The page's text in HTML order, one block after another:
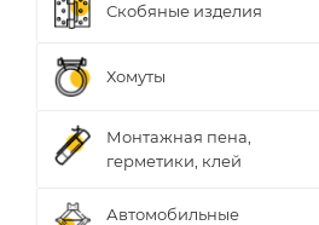
Скобяные изделия
Хомуты
Монтажная пена,
герметики, клей
Автомобильные